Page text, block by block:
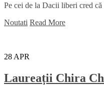
Pe cei de la Dacii liberi cred
Noutati Read More
28 APR
Laureații Chira